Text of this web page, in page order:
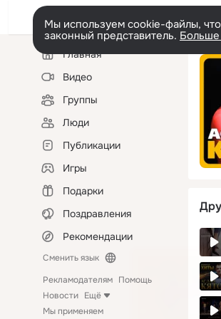
Мы используем cookie-файлы,
законный представитель.
Левая
колонкаГлавная
Видео
Группы
Люди
Публикации
Игры
Подарки
Поздравления
Рекомендации
Сменить язык
Рекламодателям Помощь
Новости Ещё
Мы применяем